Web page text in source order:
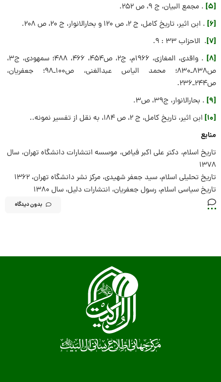
[5] . مجمع البیان، ج 9، ص 252.
[6] . ابن اثیر، تاریخ کامل، ج 2، ص 120 و بحارالانوار، ج 20، ص 208.
[7] . الاحزاب 33 : 9.
[8]
. واقدی، المغازی، ۱۹۶۶م، ج۲، ص۴۵۴، ۴۶۶، ۴۸۸؛ سمهودی، ج۳،
ص۸۳۸ـ۸۳۰؛ محمد الیاس عبدالغنی، ص۱۰۰ـ۹۸؛ جعفریان،
ص۲۴۴ـ۲۳۶.
[9] . بحارالانوار، ج۳۹، ص۳.
[10] ابن اثیر، تاریخ کامل، ج 2، ص 184، به نقل از تفسیر نمونه..
منابع
تاریخ اسلام، دکتر علی اکبر فیاض، موسسه انتشارات دانشگاه تهران، سال
۱۳۷۸
تاریخ تحلیلی اسلام، سید جعفر شهیدی، مرکز نشر دانشگاه تهران، ۱۳۶۲
تاریخ سیاسی اسلام، رسول جعفریان، انتشارات دلیل، سال ۱۳۸۰
بدون دیدگاه